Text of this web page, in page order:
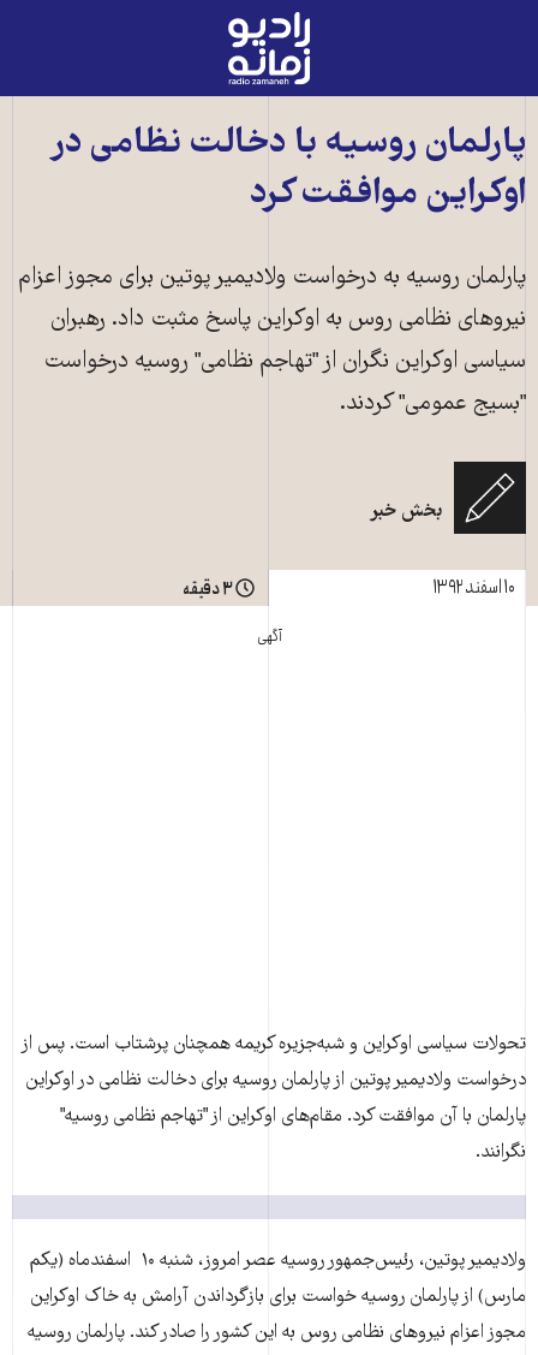
رادیو
زمانه
صفحه
اصلی
پارلمان روسيه با دخالت نظامی در
اوکراين موافقت کرد
پارلمان روسيه به درخواست ولاديمير پوتين برای مجوز اعزام
نيروهای نظامی روس به اوکراين پاسخ مثبت داد. رهبران
سياسی اوکراين نگران از "تهاجم نظامی" روسيه درخواست
"بسيج عمومی" کردند.
بخش خبر
۱۰ اسفند ۱۳۹۲ ۳ دقیقه
آگهی
تحولات سياسی اوکراين و شبه‌جزيره کريمه همچنان پرشتاب است. پس از
درخواست ولاديمير پوتين از پارلمان روسيه برای دخالت نظامی در اوکراين
پارلمان با آن موافقت کرد. مقام‌های اوکراين از "تهاجم نظامی روسيه"
نگرانند.
ولاديمير پوتين، رئيس‌جمهور روسيه عصر امروز، شنبه ۱۰ اسفندماه (یکم
مارس) از پارلمان روسيه خواست برای بازگرداندن آرامش به خاک اوکراین
مجوز اعزام نیروهای نظامی روس به این کشور را صادر کند. پارلمان روسيه